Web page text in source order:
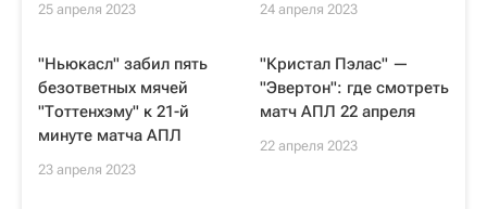
25 апреля 2023 24 апреля 2023
"Ньюкасл" забил пять
безответных мячей
"Тоттенхэму" к 21-й
минуте матча АПЛ
23 апреля 2023
"Кристал Пэлас" —
"Эвертон": где смотреть
матч АПЛ 22 апреля
22 апреля 2023